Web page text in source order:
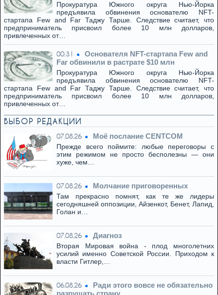
Прокуратура Южного округа Нью-Йорка
предъявила обвинения основателю NFT-
стартапа Few and Far Таджу Тарше. Следствие считает, что
предприниматель присвоил более 10 млн долларов,
привлеченных от…
00:31
Основателя NFT-стартапа Few and
Far обвинили в растрате $10 млн
Прокуратура Южного округа Нью-Йорка
предъявила обвинения основателю NFT-
стартапа Few and Far Таджу Тарше. Следствие считает, что
предприниматель присвоил более 10 млн долларов,
привлеченных от…
ВЫБОР РЕДАКЦИИ
07.08.26 Моё послание CENTCOM
Прежде всего поймите: любые переговоры с
этим режимом не просто бесполезны — они
хуже, чем…
07.08.26 Молчание приговоренных
Там прекрасно помнят, как те же лидеры
сегодняшней оппозиции, Айзенкот, Бенет, Лапид,
Голан и…
07.08.26 Диагноз
Вторая Мировая война - плод многолетних
усилий именно Советской России. Приходом к
власти Гитлер,…
06.08.26
Ради этого вовсе не обязательно
разрушать страну